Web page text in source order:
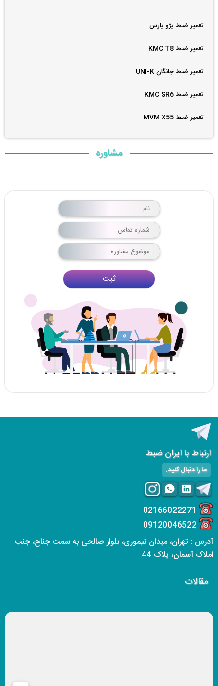
تعمیر ضبط پژو پارس
تعمیر ضبط KMC T8
تعمیر ضبط چانگان UNI-K
تعمیر ضبط KMC SR6
تعمیر ضبط MVM X55
مشاوره
ثبت
ارتباط با ایران ضبط
ما را دنبال کنید.
02166022271
09120046522
آدرس : تهران، میدان تیموری، بلوار صالحی به سمت جناح، جنب
املاک آسمان، پلاک 44
مقالات